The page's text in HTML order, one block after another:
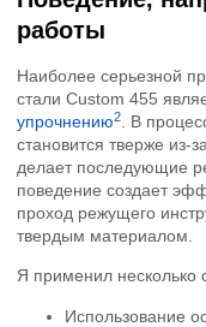
работы
Наиболее серьезной
стали Custom 455
упрочнению2
. В
становится тверже из-
делает последующие
поведение создает
проход режущего
твердым материалом.
Я применил несколько
Использование